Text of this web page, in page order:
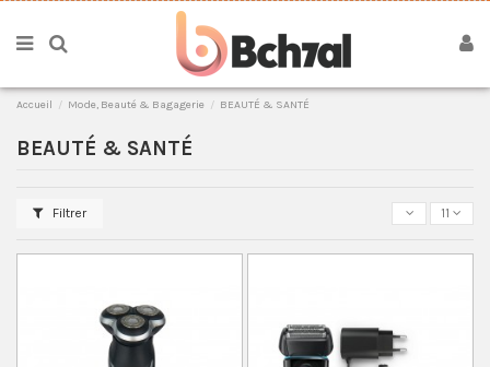
Accueil Mode, Beauté & Bagagerie BEAUTÉ & SANTÉ
BEAUTÉ & SANTÉ
Filtrer 11